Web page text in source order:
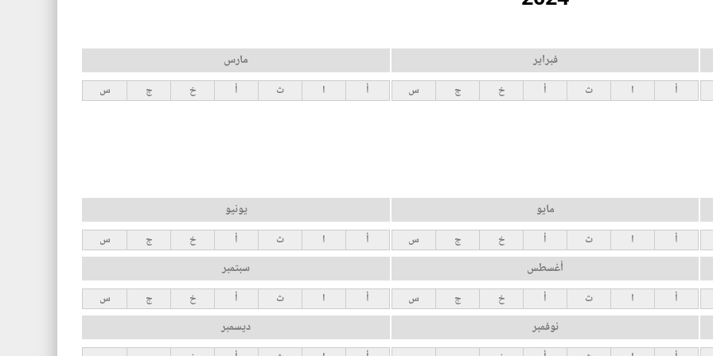
فبراير
أ ا ث أ خ ج س
مارس
أ ا ث أ خ ج س
مايو
أ ا ث أ خ ج س
يونيو
أ ا ث أ خ ج س
أغسطس
أ ا ث أ خ ج س
سبتمبر
أ ا ث أ خ ج س
نوفمبر ديسمبر